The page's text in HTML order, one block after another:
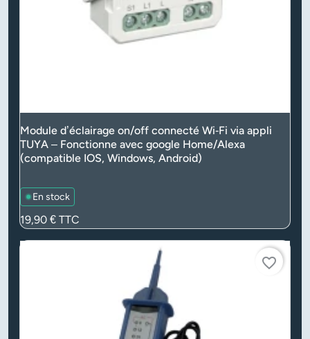
Module d’éclairage on/off connecté Wi‑Fi via appli
TUYA – Fonctionne avec google Home/Alexa
(compatible IOS, Windows, Android)
En stock
Prix
19,90 € TTC
favorite_border